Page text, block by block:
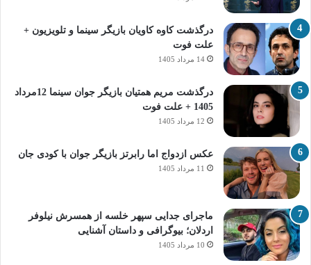
درگذشت کاوه کاویان بازیگر سینما و تلویزیون +
علت فوت
14 مرداد 1405
درگذشت مریم همتیان بازیگر جوان سینما 12مرداد
1405 + علت فوت
12 مرداد 1405
عکس ازدواج اما رابرتز بازیگر جوان با کودی جان
11 مرداد 1405
ماجرای جدایی سپهر خلسه از همسرش نیلوفر
اردلان؛ بیوگرافی و داستان آشنایی
10 مرداد 1405